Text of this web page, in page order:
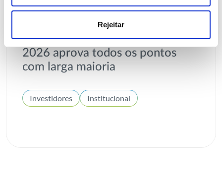
Rejeitar
Assembleia Geral de Acionistas
2026 aprova todos os pontos
com larga maioria
Investidores Institucional